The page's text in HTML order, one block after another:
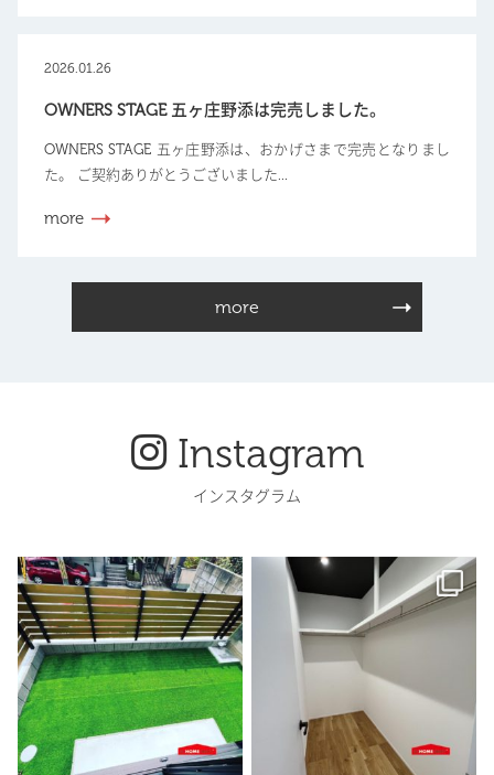
2026.01.26
OWNERS STAGE 五ヶ庄野添は完売しました。
OWNERS STAGE 五ヶ庄野添は、おかげさまで完売となりまし
た。 ご契約ありがとうございました...
more
more
Instagram
インスタグラム